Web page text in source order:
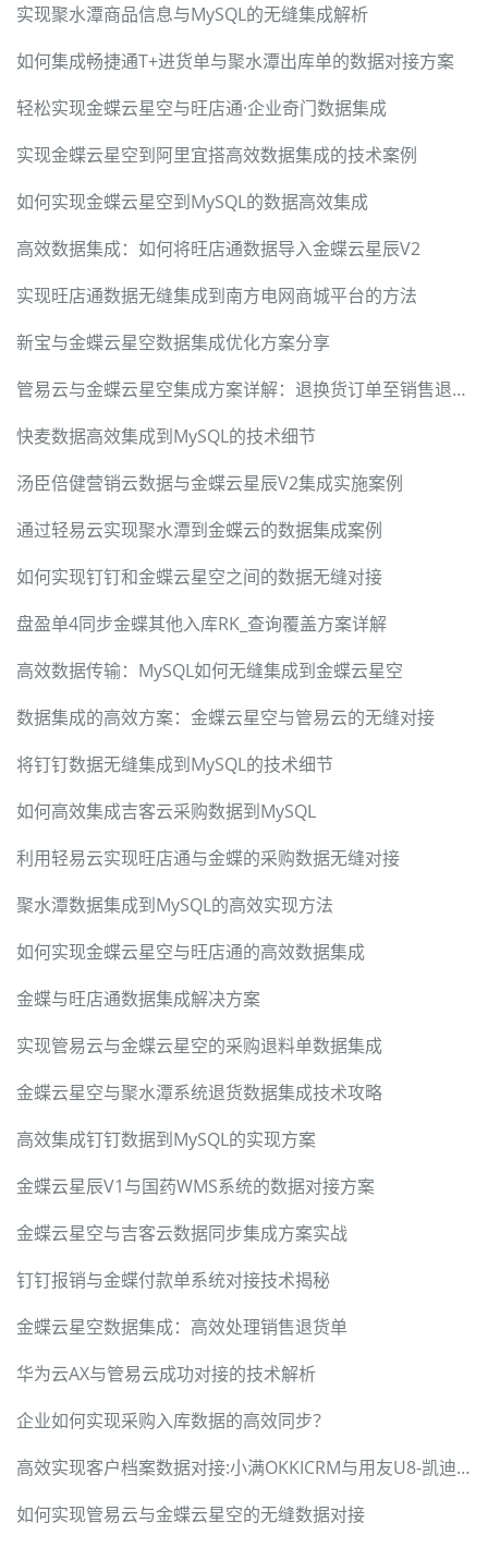
实现聚水潭商品信息与MySQL的无缝集成解析
如何集成畅捷通T+进货单与聚水潭出库单的数据对接方案
轻松实现金蝶云星空与旺店通·企业奇门数据集成
实现金蝶云星空到阿里宜搭高效数据集成的技术案例
如何实现金蝶云星空到MySQL的数据高效集成
高效数据集成：如何将旺店通数据导入金蝶云星辰V2
实现旺店通数据无缝集成到南方电网商城平台的方法
新宝与金蝶云星空数据集成优化方案分享
管易云与金蝶云星空集成方案详解：退换货订单至销售退货单转换
快麦数据高效集成到MySQL的技术细节
汤臣倍健营销云数据与金蝶云星辰V2集成实施案例
通过轻易云实现聚水潭到金蝶云的数据集成案例
如何实现钉钉和金蝶云星空之间的数据无缝对接
盘盈单4同步金蝶其他入库RK_查询覆盖方案详解
高效数据传输：MySQL如何无缝集成到金蝶云星空
数据集成的高效方案：金蝶云星空与管易云的无缝对接
将钉钉数据无缝集成到MySQL的技术细节
如何高效集成吉客云采购数据到MySQL
利用轻易云实现旺店通与金蝶的采购数据无缝对接
聚水潭数据集成到MySQL的高效实现方法
如何实现金蝶云星空与旺店通的高效数据集成
金蝶与旺店通数据集成解决方案
实现管易云与金蝶云星空的采购退料单数据集成
金蝶云星空与聚水潭系统退货数据集成技术攻略
高效集成钉钉数据到MySQL的实现方案
金蝶云星辰V1与国药WMS系统的数据对接方案
金蝶云星空与吉客云数据同步集成方案实战
钉钉报销与金蝶付款单系统对接技术揭秘
金蝶云星空数据集成：高效处理销售退货单
华为云AX与管易云成功对接的技术解析
企业如何实现采购入库数据的高效同步？
高效实现客户档案数据对接:小满OKKICRM与用友U8-凯迪森
如何实现管易云与金蝶云星空的无缝数据对接